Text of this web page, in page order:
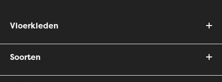
Vloerkleden
Soorten